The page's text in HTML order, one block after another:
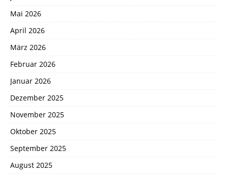
Mai 2026
April 2026
März 2026
Februar 2026
Januar 2026
Dezember 2025
November 2025
Oktober 2025
September 2025
August 2025